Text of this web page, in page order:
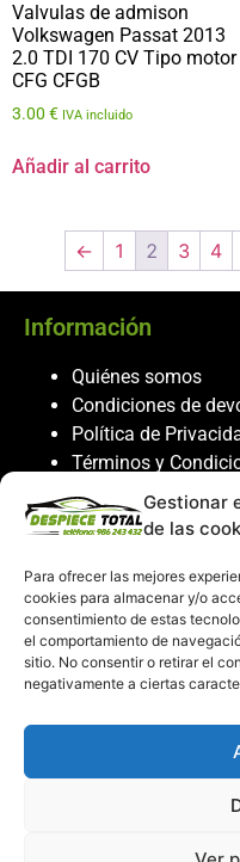
Gestionar
de las
Para ofrecer las mejores
cookies para almacenar y/o
consentimiento de estas
el comportamiento de
sitio. No consentir o retirar el
negativamente a ciertas
Valvulas de admison
Volkswagen Passat 2013
2.0 TDI 170 CV Tipo motor
CFG CFGB
3.00 € IVA incluido
Añadir al carrito
← 1 2 3 4
Información
Quiénes somos
Condiciones de
Política de
Términos y
Política de Cookies
Servicio al cliente
Contacto
986 243 432
608 867 074
Mi cuenta
Mi Cuenta